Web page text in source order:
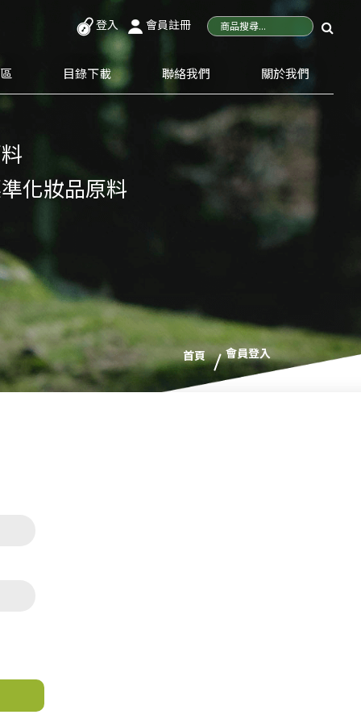
登入 會員註冊
目錄下載 聯絡我們 關於我們
首頁 會員登入
化妝品原料